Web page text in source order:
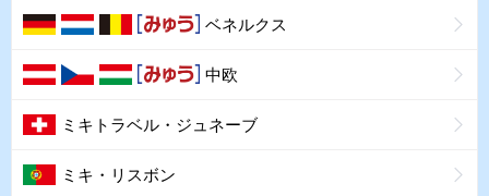
ベネルクス
中欧
ミキトラベル・ジュネーブ
ミキ・リスボン